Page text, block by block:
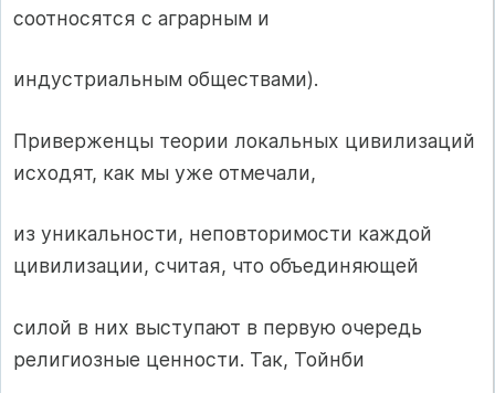
соотносятся с аграрным и
индустриальным обществами).
Приверженцы теории локальных цивилизаций
исходят, как мы уже отмечали,
из уникальности, неповторимости каждой
цивилизации, считая, что объединяющей
силой в них выступают в первую очередь
религиозные ценности. Так, Тойнби